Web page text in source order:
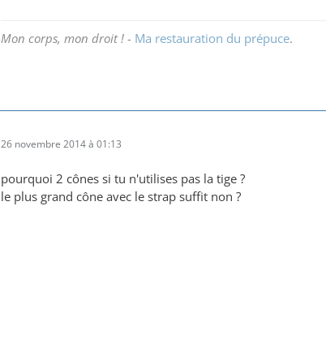
Mon corps, mon droit ! - Ma restauration du prépuce.
26 novembre 2014 à 01:13
pourquoi 2 cônes si tu n'utilises pas la tige ?
le plus grand cône avec le strap suffit non ?